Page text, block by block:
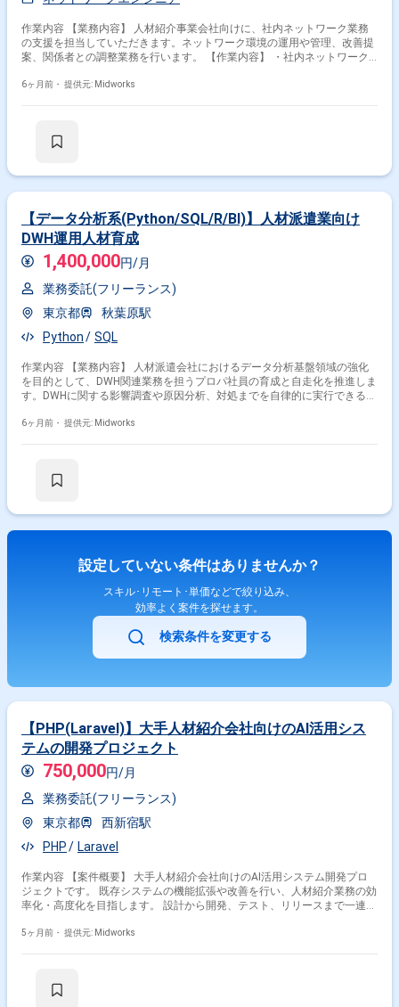
作業内容 【業務内容】 人材紹介事業会社向けに、社内ネットワーク業務
の支援を担当していただきます。ネットワーク環境の運用や管理、改善提
案、関係者との調整業務を行います。 【作業内容】 ・社内ネットワーク
整・連絡業務 ・ネットワーク障害対応サポート ・運用手順書や管理資料
6ヶ月前・ 提供元: Midworks
【データ分析系(Python/SQL/R/BI)】人材派遣業向け
DWH運用人材育成
1,400,000円/月
業務委託(フリーランス)
東京都
秋葉原駅
Python
SQL
作業内容 【業務内容】 人材派遣会社におけるデータ分析基盤領域の強化
を目的として、DWH関連業務を担うプロパ社員の育成と自走化を推進しま
す。DWHに関する影響調査や原因分析、対処までを自律的に実行できる人
とした知識やスキルの習得を支援し、現場で課題解決を主導できる体制づ
の実施 ・外部要員への業務指示および進捗管理
6ヶ月前・ 提供元: Midworks
設定していない条件はありませんか？
スキル･リモート･単価などで絞り込み、
効率よく案件を探せます。
検索条件を変更する
【PHP(Laravel)】大手人材紹介会社向けのAI活用シス
テムの開発プロジェクト
750,000円/月
業務委託(フリーランス)
東京都
西新宿駅
PHP
Laravel
作業内容 【案件概要】 大手人材紹介会社向けのAI活用システム開発プロ
ジェクトです。 既存システムの機能拡張や改善を行い、人材紹介業務の効
率化・高度化を目指します。 設計から開発、テスト、リリースまで一連の
当し、チーム運営を支援します。 長期的なプロジェクトで、システム改善
システムの機能改善・拡張
5ヶ月前・ 提供元: Midworks